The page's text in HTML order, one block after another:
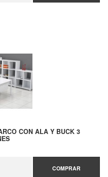
CON ALA Y BUCK 3
COMPRAR